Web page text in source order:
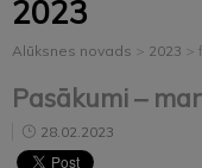
2023
Alūksnes novads > 2023 >
Pasākumi –
28.02.2023